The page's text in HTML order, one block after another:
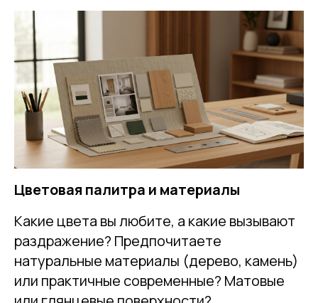
Цветовая палитра и материалы
Какие цвета вы любите, а какие вызывают
раздражение? Предпочитаете
натуральные материалы (дерево, камень)
или практичные современные? Матовые